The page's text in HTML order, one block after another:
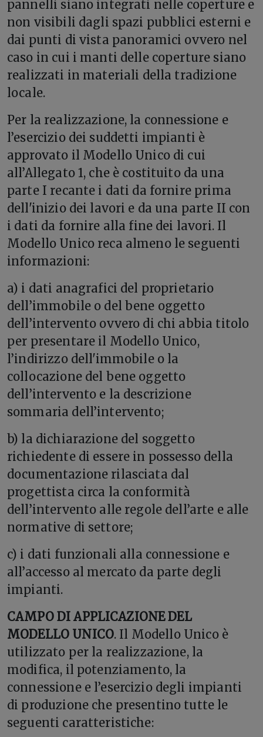
pannelli siano integrati nelle coperture e
non visibili dagli spazi pubblici esterni e
dai punti di vista panoramici ovvero nel
caso in cui i manti delle coperture siano
realizzati in materiali della tradizione
locale.
Per la realizzazione, la connessione e
l’esercizio dei suddetti impianti è
approvato il Modello Unico di cui
all’Allegato 1, che è costituito da una
parte I recante i dati da fornire prima
dell'inizio dei lavori e da una parte II con
i dati da fornire alla fine dei lavori. Il
Modello Unico reca almeno le seguenti
informazioni:
a) i dati anagrafici del proprietario
dell’immobile o del bene oggetto
dell’intervento ovvero di chi abbia titolo
per presentare il Modello Unico,
l’indirizzo dell'immobile o la
collocazione del bene oggetto
dell’intervento e la descrizione
sommaria dell’intervento;
b) la dichiarazione del soggetto
richiedente di essere in possesso della
documentazione rilasciata dal
progettista circa la conformità
dell’intervento alle regole dell’arte e alle
normative di settore;
c) i dati funzionali alla connessione e
all’accesso al mercato da parte degli
impianti.
CAMPO DI APPLICAZIONE DEL
MODELLO UNICO. Il Modello Unico è
utilizzato per la realizzazione, la
modifica, il potenziamento, la
connessione e l’esercizio degli impianti
di produzione che presentino tutte le
seguenti caratteristiche: